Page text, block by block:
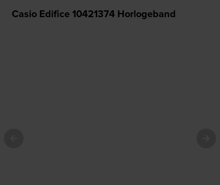
Casio Edifice 10421374 Horlogeband